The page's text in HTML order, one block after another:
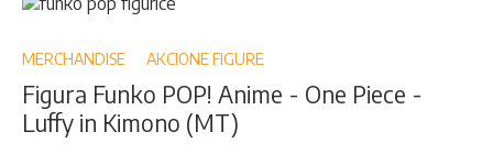
end
the
gallery
to
beginning
the
images
MERCHANDISE AKCIONE FIGURE
Figura Funko POP! Anime - One Piece -
Luffy in Kimono (MT)